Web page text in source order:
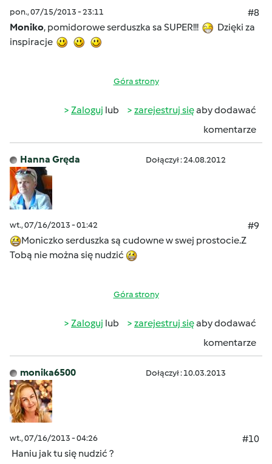
pon., 07/15/2013 - 23:11
#8
Moniko, pomidorowe serduszka sa SUPER!!!
Dzięki za
inspiracje
Góra strony
Zaloguj lub zarejestruj sięaby dodawać
komentarze
Hanna Gręda Dołączył : 24.08.2012
wt., 07/16/2013 - 01:42
#9
Moniczko serduszka są cudowne w swej prostocie.Z
Tobą nie można się nudzić
Góra strony
Zaloguj lub zarejestruj sięaby dodawać
komentarze
monika6500 Dołączył : 10.03.2013
wt., 07/16/2013 - 04:26
#10
Haniu jak tu się nudzić ?